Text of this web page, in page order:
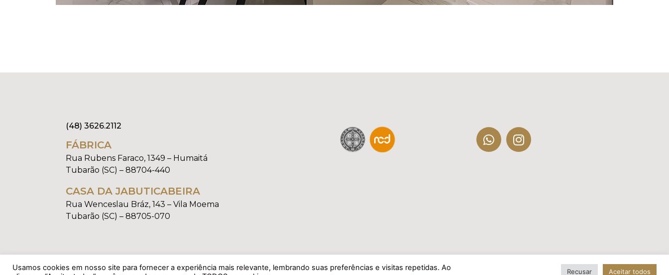
(48) 3626.2112
FÁBRICA
Rua Rubens Faraco, 1349 – Humaitá
Tubarão (SC) – 88704-440
CASA DA JABUTICABEIRA
Rua Wenceslau Bráz, 143 – Vila Moema
Tubarão (SC) – 88705-070
Usamos cookies em nosso site para fornecer a experiência mais relevante, lembrando suas preferências e visitas repetidas. Ao
Recusar Aceitar todos